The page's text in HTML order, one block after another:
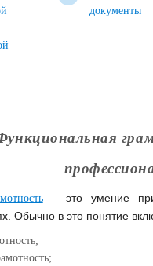
документы
– это умение
Обычно в это понятие